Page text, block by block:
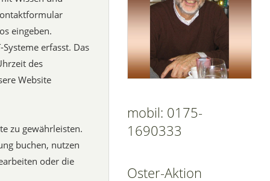
eingeben.
erfasst. Das
des
Website
zu gewährleisten.
buchen, nutzen
oder die
mobil: 0175-
1690333
Oster-Aktion